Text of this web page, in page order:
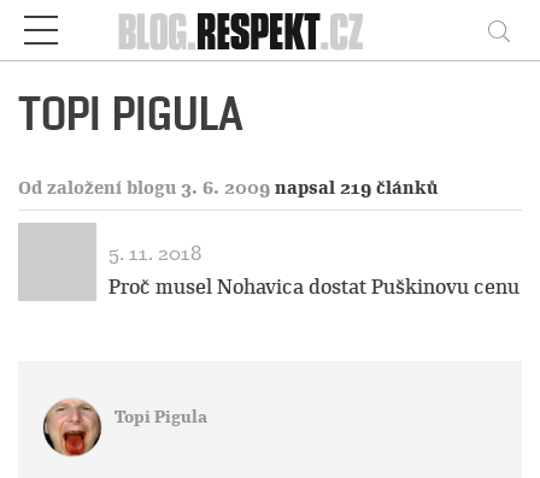
Respekt
TOPI PIGULA
Od založení blogu 3. 6. 2009 napsal 219 článků
5. 11. 2018
Proč musel Nohavica dostat Puškinovu cenu
Topi Pigula